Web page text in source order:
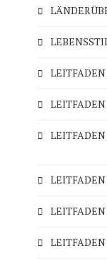
LEITFADEN
LEITFADEN
LEITFADEN